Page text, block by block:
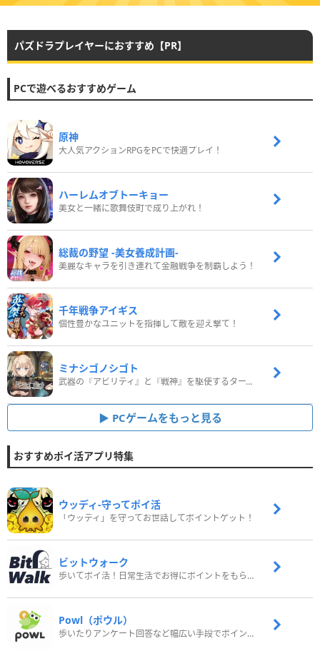
パズドラプレイヤーにおすすめ【PR】
PCで遊べるおすすめゲーム
原神
大人気アクションRPGをPCで快適プレイ！
ハーレムオブトーキョー
美女と一緒に歌舞伎町で成り上がれ！
総裁の野望 -美女養成計画-
美麗なキャラを引き連れて金融戦争を制覇しよう！
千年戦争アイギス
個性豊かなユニットを指揮して敵を迎え撃て！
ミナシゴノシゴト
武器の『アビリティ』と『戦神』を駆使するターン制コマンドバトルRPG！
PCゲームをもっと見る
おすすめポイ活アプリ特集
ウッディ‐守ってポイ活
「ウッディ」を守ってお世話してポイントゲット！
ビットウォーク
歩いてポイ活！日常生活でお得にポイントをもらおう
Powl（ポウル）
歩いたりアンケート回答など幅広い手段でポイントをゲット